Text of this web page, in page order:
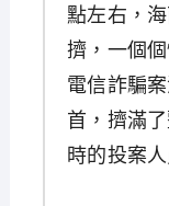
點左右，
擠，一個
電信詐騙
首，擠滿
時的投案